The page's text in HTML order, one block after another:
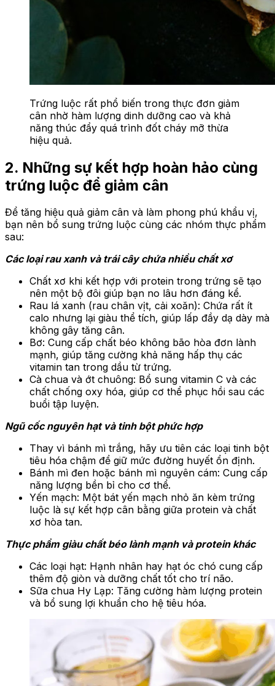
Trứng luộc rất phổ biến trong thực đơn giảm
cân nhờ hàm lượng dinh dưỡng cao và khả
năng thúc đẩy quá trình đốt cháy mỡ thừa
hiệu quả.
2. Những sự kết hợp hoàn hảo cùng
trứng luộc để giảm cân
Để tăng hiệu quả giảm cân và làm phong phú khẩu vị,
bạn nên bổ sung trứng luộc cùng các nhóm thực phẩm
sau:
Các loại rau xanh và trái cây chứa nhiều chất xơ
Chất xơ khi kết hợp với protein trong trứng sẽ tạo
nên một bộ đôi giúp bạn no lâu hơn đáng kể.
Rau lá xanh (rau chân vịt, cải xoăn): Chứa rất ít
calo nhưng lại giàu thể tích, giúp lấp đầy dạ dày mà
không gây tăng cân.
Bơ: Cung cấp chất béo không bão hòa đơn lành
mạnh, giúp tăng cường khả năng hấp thụ các
vitamin tan trong dầu từ trứng.
Cà chua và ớt chuông: Bổ sung vitamin C và các
chất chống oxy hóa, giúp cơ thể phục hồi sau các
buổi tập luyện.
Ngũ cốc nguyên hạt và tinh bột phức hợp
Thay vì bánh mì trắng, hãy ưu tiên các loại tinh bột
tiêu hóa chậm để giữ mức đường huyết ổn định.
Bánh mì đen hoặc bánh mì nguyên cám: Cung cấp
năng lượng bền bỉ cho cơ thể.
Yến mạch: Một bát yến mạch nhỏ ăn kèm trứng
luộc là sự kết hợp cân bằng giữa protein và chất
xơ hòa tan.
Thực phẩm giàu chất béo lành mạnh và protein khác
Các loại hạt: Hạnh nhân hay hạt óc chó cung cấp
thêm độ giòn và dưỡng chất tốt cho trí não.
Sữa chua Hy Lạp: Tăng cường hàm lượng protein
và bổ sung lợi khuẩn cho hệ tiêu hóa.